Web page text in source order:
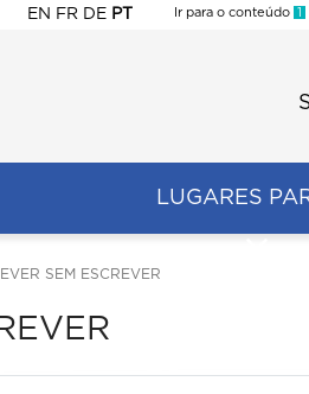
EN FR DE PT
Ir para o conteúdo 1
LUGARES
SEM ESCREVER